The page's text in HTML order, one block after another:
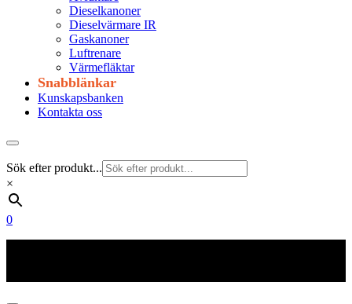
Dieselkanoner
Dieselvärmare IR
Gaskanoner
Luftrenare
Värmefläktar
Snabblänkar
Kunskapsbanken
Kontakta oss
Sök efter produkt...
×
0